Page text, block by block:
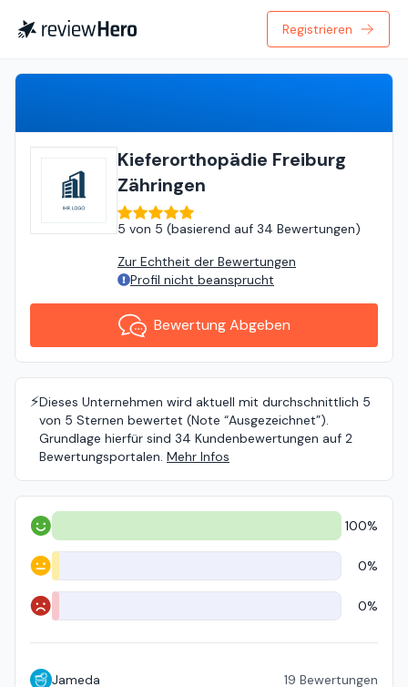
Registrieren
Kieferorthopädie Freiburg
Zähringen
5 von 5 (basierend auf 34 Bewertungen)
Zur Echtheit der Bewertungen
Profil nicht beansprucht
Bewertung Abgeben
⚡️Dieses Unternehmen wird aktuell mit durchschnittlich 5
von 5 Sternen bewertet (Note “Ausgezeichnet”).
Grundlage hierfür sind 34 Kundenbewertungen auf 2
Bewertungsportalen. Mehr Infos
Positiv 100%
Neutral 0%
Negativ 0%
Jameda 19 Bewertungen